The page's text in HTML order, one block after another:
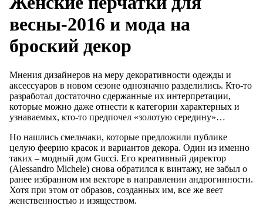
весны-2016 и мода на
броский декор
Мнения дизайнеров на меру декоративности одежды и
аксессуаров в новом сезоне однозначно разделились. Кто-то
разработал достаточно сдержанные их интерпретации,
которые можно даже отнести к категории характерных и
узнаваемых, кто-то предпочел «золотую середину»…
Но нашлись смельчаки, которые предложили публике
целую феерию красок и вариантов декора. Один из именно
таких – модный дом Gucci. Его креативный директор
(Alessandro Michele) снова обратился к винтажу, не забыл о
ранее избранном им векторе в направлении андрогинности.
Хотя при этом от образов, созданных им, все же веет
женственностью и изяществом.